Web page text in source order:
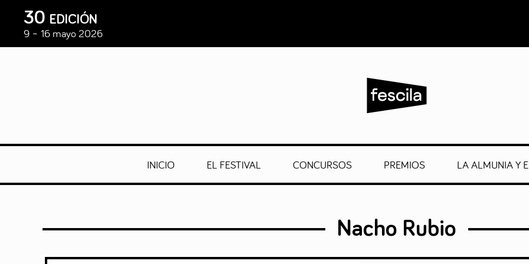
30 edición
9 – 16 mayo 2026
INICIO EL FESTIVAL CONCURSOS PREMIOS LA ALMUNIA Y
Nacho Rubio